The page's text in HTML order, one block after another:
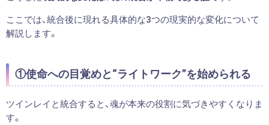
ここでは、統合後に現れる具体的な3つの現実的な変化について
解説します。
①使命への目覚めと“ライトワーク”を始められる
ツインレイと統合すると、魂が本来の役割に気づきやすくなりま
す。